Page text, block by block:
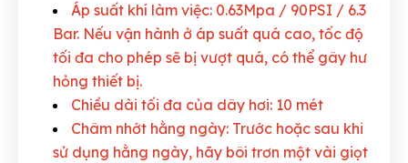
Áp suất khí làm việc: 0.63Mpa / 90PSI / 6.3
Bar. Nếu vận hành ở áp suất quá cao, tốc độ
tối đa cho phép sẽ bị vượt quá, có thể gây hư
hỏng thiết bị.
Chiều dài tối đa của dây hơi: 10 mét
Châm nhớt hằng ngày: Trước hoặc sau khi
sử dụng hằng ngày, hãy bôi trơn một vài giọt